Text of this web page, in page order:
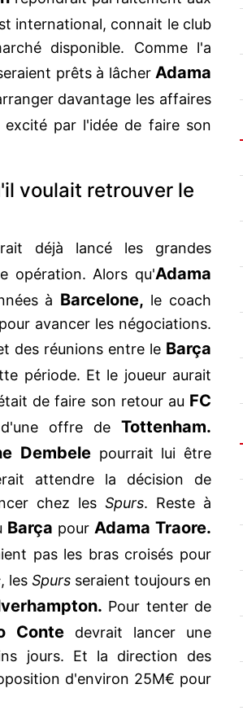
international, connait le club
disponible. Comme l'a
prêts à lâcher Adama
davantage les affaires
par l'idée de faire son
voulait retrouver le
déjà lancé les grandes
opération. Alors qu'Adama
à Barcelone, le coach
avancer les négociations.
des réunions entre le Barça
période. Et le joueur aurait
de faire son retour au FC
offre de Tottenham.
Dembelepourrait lui être
attendre la décision de
chez lesSpurs. Reste à
Barça pour Adama Traore.
pas les bras croisés pour
, les Spurs seraient toujours en
Pour tenter de
Conte devrait lancer une
jours. Et la direction des
d'environ 25M€ pour